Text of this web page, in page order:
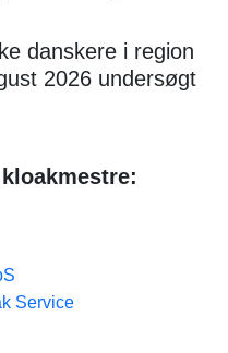
danskere i region
2026 undersøgt
Service